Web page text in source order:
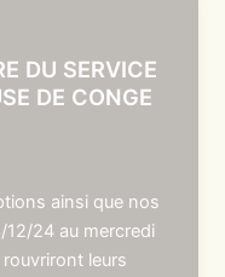
DU SERVICE
DE CONGE
ainsi que nos
24 au mercredi
leurs